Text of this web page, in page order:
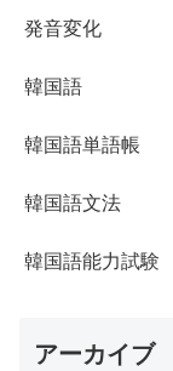
発音変化
韓国語
韓国語単語帳
韓国語文法
韓国語能力試験
アーカイブ